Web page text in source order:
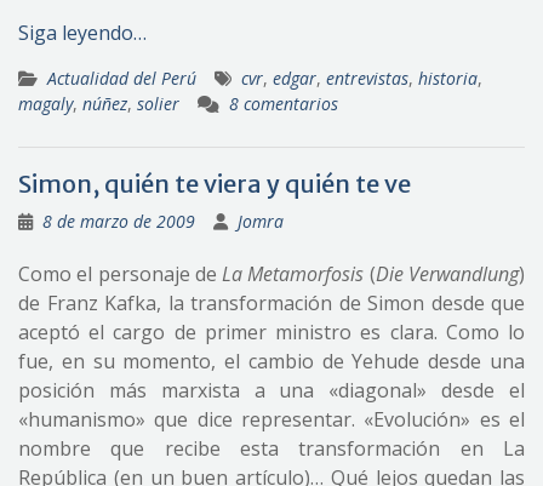
Siga leyendo…
Actualidad del Perú cvr, edgar, entrevistas, historia,
magaly, núñez, solier 8 comentarios
Simon, quién te viera y quién te ve
8 de marzo de 2009 Jomra
Como el personaje deLa Metamorfosis (Die Verwandlung)
de Franz Kafka, la transformación de Simon desde que
aceptó el cargo de primer ministro es clara. Como lo
fue, en su momento, el cambio de Yehude desde una
posición más marxista a una «diagonal» desde el
«humanismo» que dice representar. «Evolución» es el
nombre que recibe esta transformación en La
República (en un buen artículo)… Qué lejos quedan las